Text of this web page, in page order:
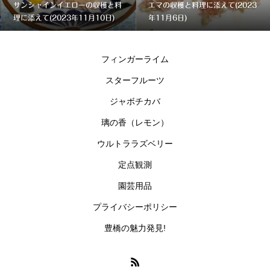
サンシャインイエローの収穫と料
理に添えて(2023年11月10日)
エマの収穫と料理に添えて(2023
年11月6日)
フィンガーライム
スターフルーツ
ジャボチカバ
璃の香（レモン）
ウルトララズベリー
定点観測
園芸用品
プライバシーポリシー
豊橋の魅力発見!